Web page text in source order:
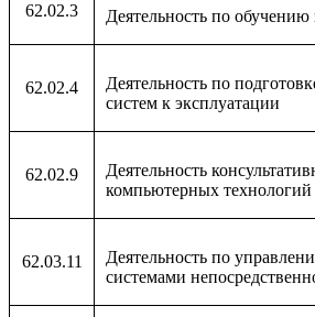
62.02.3 Деятельность по обучению
62.02.4
Деятельность по
систем к эксплуатации
62.02.9
Деятельность
компьютерных технологий
62.03.11
Деятельность по
системами